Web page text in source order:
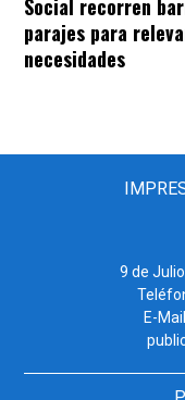
Social recorren
parajes para
necesidades
9 de
E-